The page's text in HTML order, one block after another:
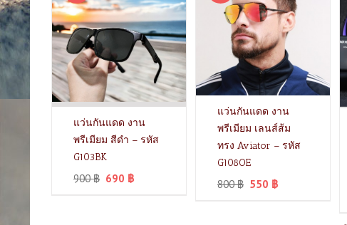
แว่นกันแดด งาน
พรีเมียม สีดำ – รหัส
G103BK
900฿ 690 ฿
แว่นกันแดด งาน
พรีเมียม เลนส์ส้ม
ทรง Aviator – รหัส
G108OE
800฿ 550 ฿